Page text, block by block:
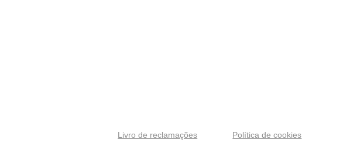
Livro de reclamações Política de cookies